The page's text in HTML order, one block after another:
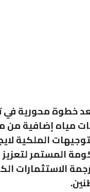
خطوة محورية في
مياه إضافية من
الملكية
المستمر لتعزيز
الاستثمارات